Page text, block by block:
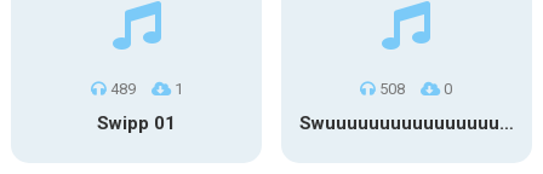
489 1
Swipp 01
508 0
Swuuuuuuuuuuuuuuuuuuuuuu